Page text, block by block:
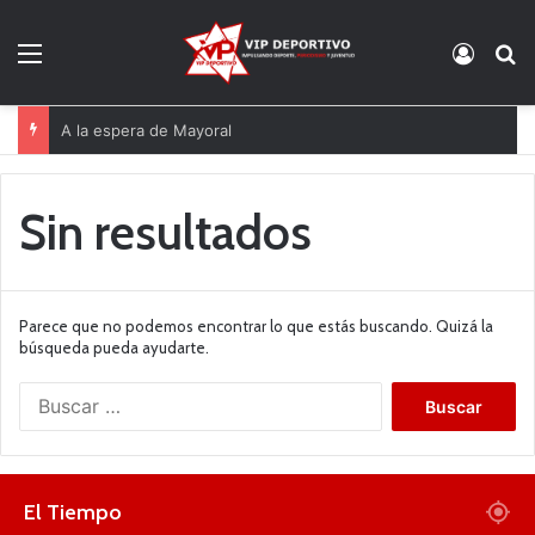
A la espera de Mayoral
Sin resultados
Parece que no podemos encontrar lo que estás buscando. Quizá la
búsqueda pueda ayudarte.
El Tiempo